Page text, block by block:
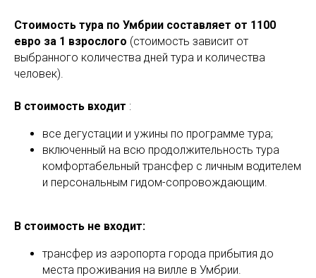
Стоимость тура по Умбрии составляет от 1100
евро за 1 взрослого (стоимость зависит от
выбранного количества дней тура и количества
человек).
В стоимость входит :
все дегустации и ужины по программе тура;
включенный на всю продолжительность тура
комфортабельный трансфер с личным водителем
и персональным гидом-сопровождающим.
В стоимость не входит:
трансфер из аэропорта города прибытия до
места проживания на вилле в Умбрии.